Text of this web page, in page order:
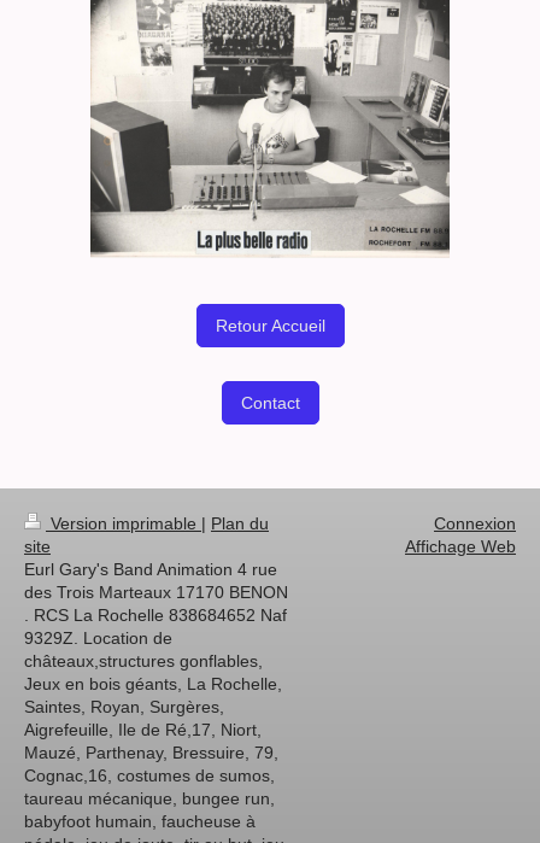
Retour Accueil
Contact
Version imprimable | Plan du
site
Eurl Gary's Band Animation 4 rue
des Trois Marteaux 17170 BENON
. RCS La Rochelle 838684652 Naf
9329Z. Location de
châteaux,structures gonflables,
Jeux en bois géants, La Rochelle,
Saintes, Royan, Surgères,
Aigrefeuille, Ile de Ré,17, Niort,
Mauzé, Parthenay, Bressuire, 79,
Cognac,16, costumes de sumos,
taureau mécanique, bungee run,
babyfoot humain, faucheuse à
Connexion
Affichage Web